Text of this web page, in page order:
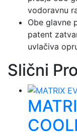
vodoravnu
Obe glavne
patent
uvlačiva
Slični